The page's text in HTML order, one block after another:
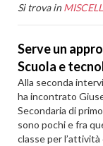
Si trova in
Serve un
Scuola e
Alla seconda
ha incontrato
Secondaria di
sono pochi e fra
classe per l’attività